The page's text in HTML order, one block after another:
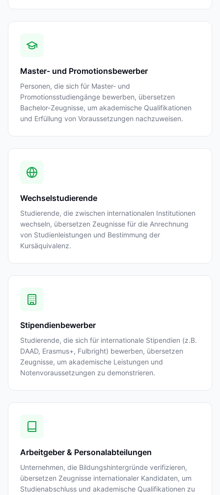
Master- und Promotionsbewerber
Personen, die sich für Master- und
Promotionsstudiengänge bewerben, übersetzen
Bachelor-Zeugnisse, um akademische Qualifikationen
und Erfüllung von Voraussetzungen nachzuweisen.
Wechselstudierende
Studierende, die zwischen internationalen Institutionen
wechseln, übersetzen Zeugnisse für die Anrechnung
von Studienleistungen und Bestimmung der
Kursäquivalenz.
Stipendienbewerber
Studierende, die sich für internationale Stipendien (z.B.
DAAD, Erasmus+, Fulbright) bewerben, übersetzen
Zeugnisse, um akademische Leistungen und
Notenvoraussetzungen zu demonstrieren.
Arbeitgeber & Personalabteilungen
Unternehmen, die Bildungshintergründe verifizieren,
übersetzen Zeugnisse internationaler Kandidaten, um
Studienabschluss und akademische Qualifikationen zu